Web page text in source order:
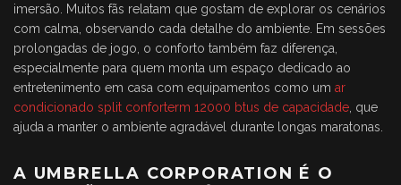
imersão. Muitos fãs relatam que gostam de explorar os cenários
com calma, observando cada detalhe do ambiente. Em sessões
prolongadas de jogo, o conforto também faz diferença,
especialmente para quem monta um espaço dedicado ao
entretenimento em casa com equipamentos como um ar
condicionado split conforterm 12000 btus de capacidade , que
ajuda a manter o ambiente agradável durante longas maratonas.
A UMBRELLA CORPORATION É O